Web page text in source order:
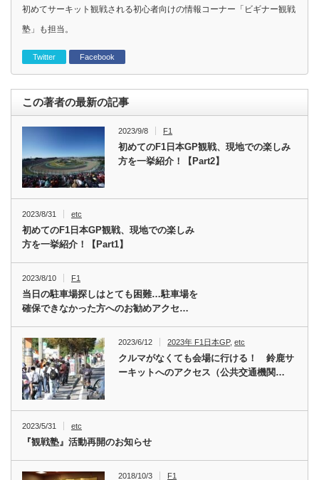
初めてサーキット観戦される初心者向けの情報コーナー「ビギナー観戦
塾」も担当。
Twitter Facebook
この著者の最新の記事
2023/9/8 F1
初めてのF1日本GP観戦、現地での楽しみ
方を一挙紹介！【Part2】
2023/8/31 etc
初めてのF1日本GP観戦、現地での楽しみ
方を一挙紹介！【Part1】
2023/8/10 F1
当日の駐車場探しはとても困難…駐車場を
確保できなかった方へのお勧めアクセ…
2023/6/12 2023年 F1日本GP,etc
クルマがなくても会場に行ける！ 鈴鹿サ
ーキットへのアクセス（公共交通機関…
2023/5/31 etc
『観戦塾』活動再開のお知らせ
2018/10/3 F1